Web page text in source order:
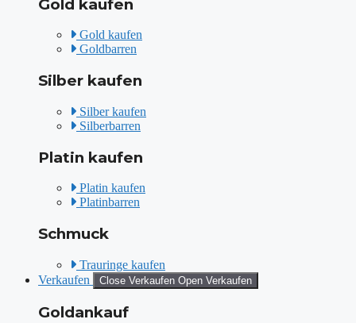
Gold kaufen
Gold kaufen
Goldbarren
Silber kaufen
Silber kaufen
Silberbarren
Platin kaufen
Platin kaufen
Platinbarren
Schmuck
Trauringe kaufen
Verkaufen
Close Verkaufen Open Verkaufen
Goldankauf